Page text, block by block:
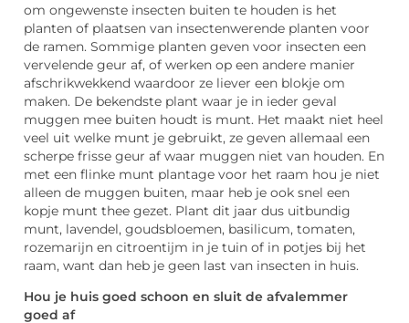
om ongewenste insecten buiten te houden is het
planten of plaatsen van insectenwerende planten voor
de ramen. Sommige planten geven voor insecten een
vervelende geur af, of werken op een andere manier
afschrikwekkend waardoor ze liever een blokje om
maken. De bekendste plant waar je in ieder geval
muggen mee buiten houdt is munt. Het maakt niet heel
veel uit welke munt je gebruikt, ze geven allemaal een
scherpe frisse geur af waar muggen niet van houden. En
met een flinke munt plantage voor het raam hou je niet
alleen de muggen buiten, maar heb je ook snel een
kopje munt thee gezet. Plant dit jaar dus uitbundig
munt, lavendel, goudsbloemen, basilicum, tomaten,
rozemarijn en citroentijm in je tuin of in potjes bij het
raam, want dan heb je geen last van insecten in huis.
Hou je huis goed schoon en sluit de afvalemmer
goed af